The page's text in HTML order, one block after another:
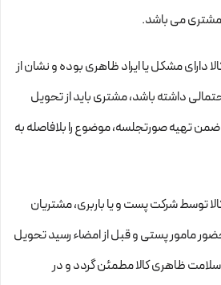
می باشد.
دارای مشکل یا ایراد ظاهری بوده و نشان از
داشته باشد، مشتری باید از تحویل
تهیه صورتجلسه، موضوع را بلافاصله به
کالا توسط شرکت پست و یا باربری، مشتریان
مامور پستی و قبل از امضاء رسید تحویل
سلامت ظاهری کالا مطمئن گردد و در